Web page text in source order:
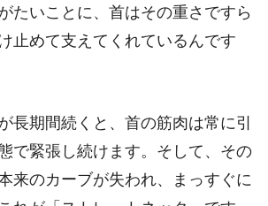
たいことに、首はその重さですら
止めて支えてくれているんです
長期間続くと、首の筋肉は常に引
で緊張し続けます。そして、その
来のカーブが失われ、まっすぐに